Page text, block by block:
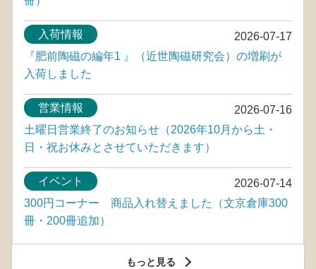
2026-07-17
入荷情報
『肥前陶磁の編年1 』（近世陶磁研究会）の増刷が
入荷しました
2026-07-16
営業情報
土曜日営業終了のお知らせ（2026年10月から土・
日・祝お休みとさせていただきます）
2026-07-14
イベント
300円コーナー 商品入れ替えました（文京倉庫300
冊・200冊追加）
もっと見る